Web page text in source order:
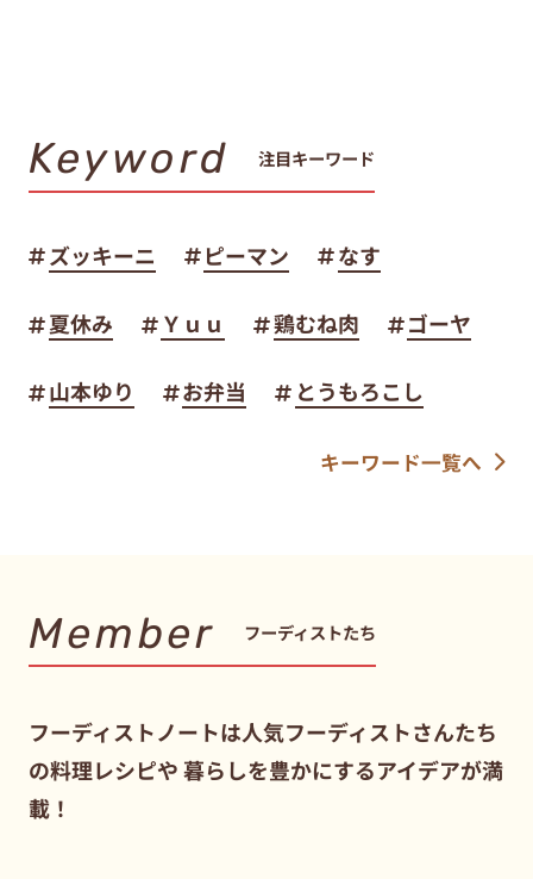
Keyword 注目キーワード
ズッキーニ ピーマン なす
夏休み Ｙｕｕ 鶏むね肉 ゴーヤ
山本ゆり お弁当 とうもろこし
キーワード一覧へ
Member フーディストたち
フーディストノートは人気フーディストさんたち
の料理レシピや暮らしを豊かにするアイデアが満
載！